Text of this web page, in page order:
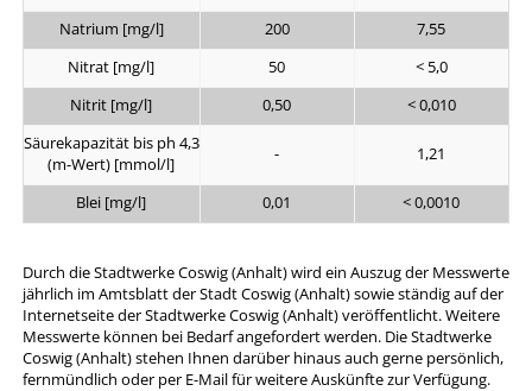
Natrium [mg/l]
200
7,55
Nitrat [mg/l]
50
< 5,0
Nitrit [mg/l]
0,50
< 0,010
Säurekapazität bis ph 4,3
(m-Wert) [mmol/l]
- 1,21
Blei [mg/l] 0,01 < 0,0010
Durch die Stadtwerke Coswig (Anhalt) wird ein Auszug der Messwerte
jährlich im Amtsblatt der Stadt Coswig (Anhalt) sowie ständig auf der
Internetseite der Stadtwerke Coswig (Anhalt) veröffentlicht. Weitere
Messwerte können bei Bedarf angefordert werden. Die Stadtwerke
Coswig (Anhalt) stehen Ihnen darüber hinaus auch gerne persönlich,
fernmündlich oder per E-Mail für weitere Auskünfte zur Verfügung.